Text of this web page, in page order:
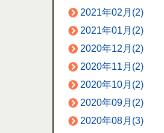
2021年02月(2)
2021年01月(2)
2020年12月(2)
2020年11月(2)
2020年10月(2)
2020年09月(2)
2020年08月(3)